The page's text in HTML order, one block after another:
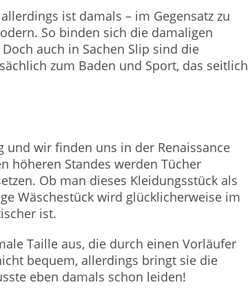
ist damals – im Gegensatz zu
So binden sich die damaligen
auch in Sachen Slip sind die
zum Baden und Sport, das seitlich
und wir finden uns in der Renaissance
höheren Standes werden Tücher
Ob man dieses Kleidungsstück als
Wäschestück wird glücklicherweise im
ist.
Taille aus, die durch einen Vorläufer
bequem, allerdings bringt sie die
eben damals schon leiden!